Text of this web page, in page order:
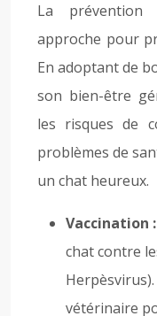
La
approche pour
En adoptant de
son bien-être
les risques de
problèmes de
un chat heureux.
Vaccination :
chat contre
vétérinaire